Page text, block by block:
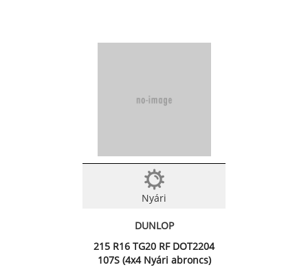
Nyári
DUNLOP
215 R16 TG20 RF DOT2204
107S (4x4 Nyári abroncs)